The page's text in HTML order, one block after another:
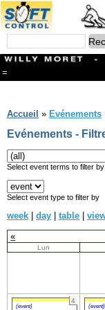
=
Branches
CONTACT
Ski ALPIN
Triathlon
Ski Nordique
Courses à pieds
Athlétisme
Slalom In-Line
Caisse à savon
Coupe "Journal La
Accueil » Evénements
Evénements -
Select event terms to filter by
Select event type to filter by
week | day | table |
«
Lun
4
(event) (event)